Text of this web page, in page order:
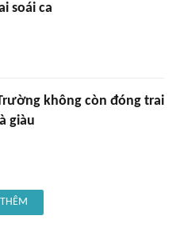
soái ca
không còn đóng trai
giàu